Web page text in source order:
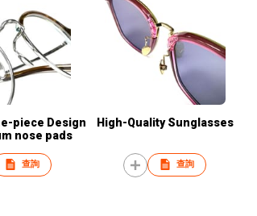
piece Design
nose pads
查詢
High-Quality Sunglasses
查詢